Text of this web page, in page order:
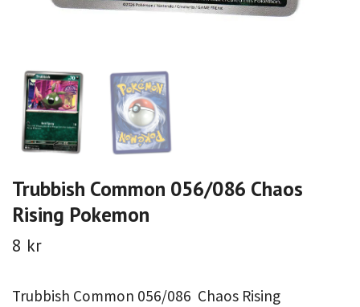
Trubbish Common 056/086 Chaos
Rising Pokemon
8 kr
Trubbish Common 056/086 Chaos Rising